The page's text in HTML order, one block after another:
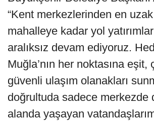
“Kent merkezlerinden en uzak
mahalleye kadar yol
aralıksız devam ediyoruz.
Muğla’nın her noktasına eşit,
güvenli ulaşım olanakları
doğrultuda sadece merkezde
alanda yaşayan